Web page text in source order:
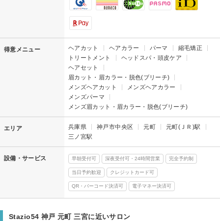
得意メニュー ヘアカット ヘアカラー パーマ
縮毛矯正
トリートメント
ヘッドスパ・頭皮ケア
ヘアセット
眉カット・眉カラー・脱色(ブリーチ)
メンズヘアカット
メンズヘアカラー
メンズパーマ
メンズ眉カット・眉カラー・脱色(ブリーチ)
エリア 兵庫県 神戸市中央区 元町
元町(ＪＲ)駅
三ノ宮駅
設備・サービス 早朝受付可 深夜受付可・24時間営業 完全予約制
当日予約歓迎 クレジットカード可
QR・バーコード決済可 電子マネー決済可
Stazio54 神戸 元町 三宮に近いサロン